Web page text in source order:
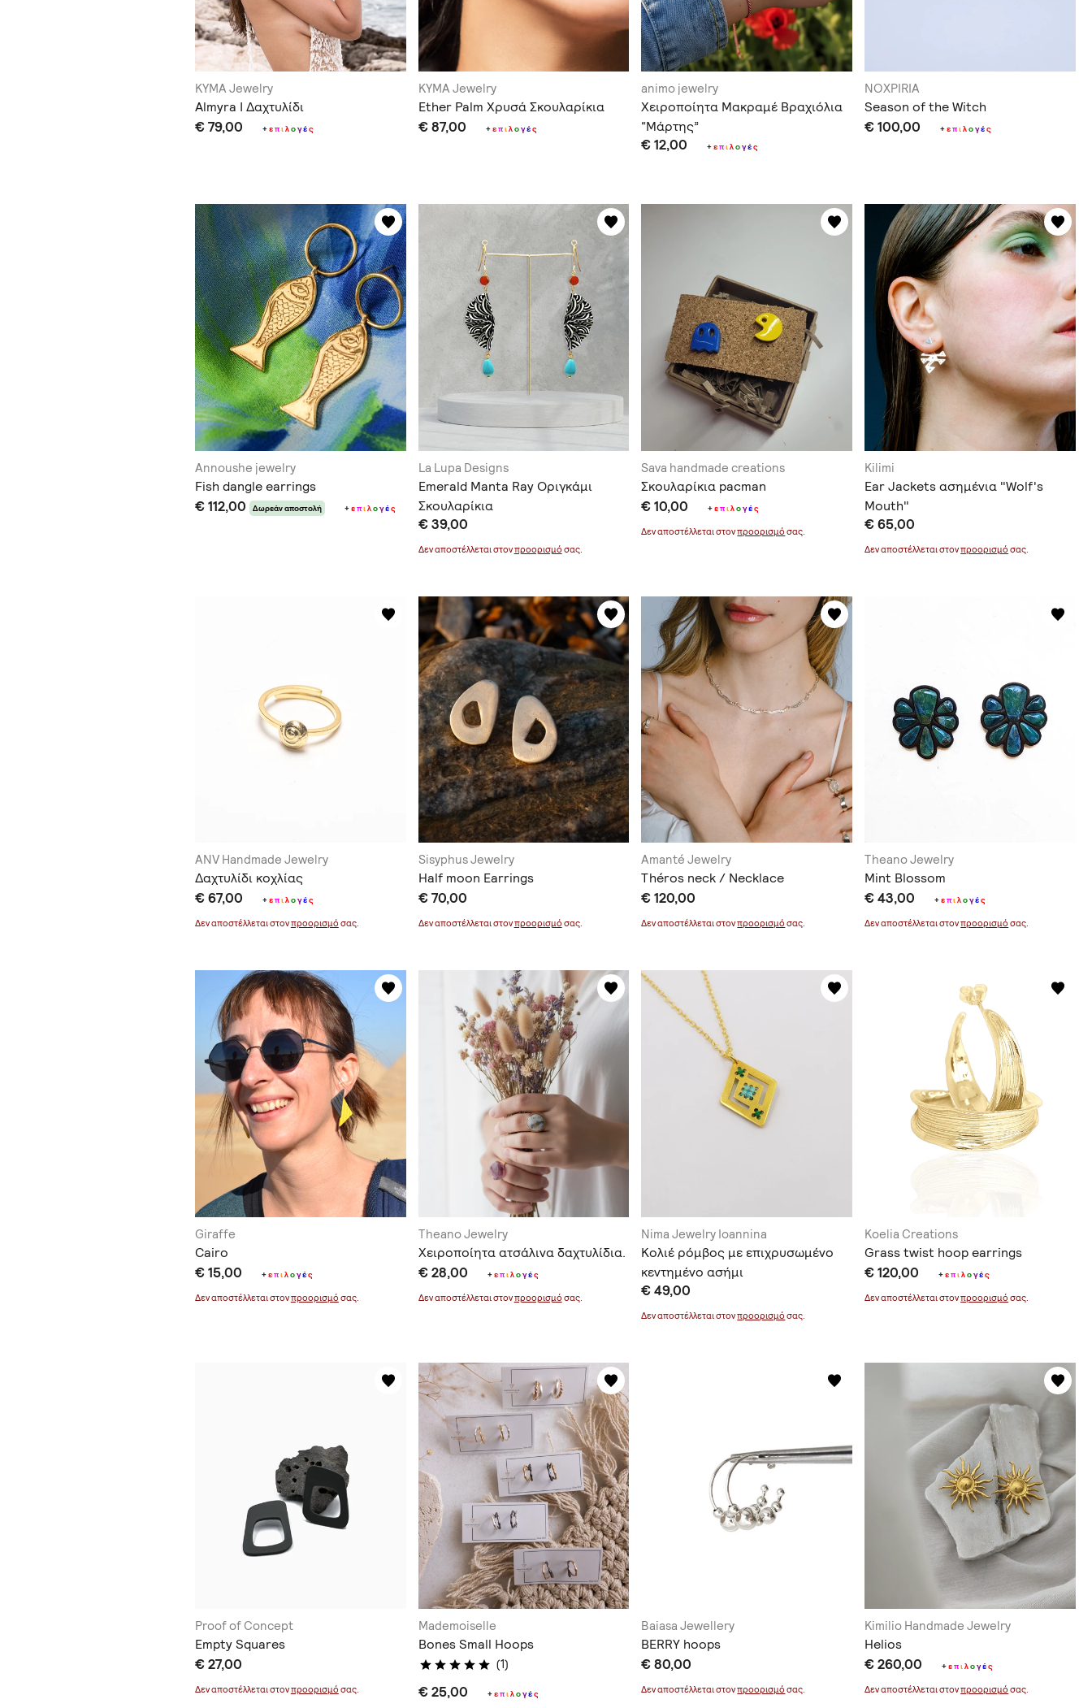
KYMA Jewelry
Almyra I Δαχτυλίδι
€ 79,00 +επιλογές
KYMA Jewelry
Ether Palm Χρυσά Σκουλαρίκια
€ 87,00 +επιλογές
animo jewelry
Χειροποίητα Μακραμέ Βραχιόλια
“Μάρτης”
€ 12,00 +επιλογές
NOXPIRIA
Season of the Witch
€ 100,00 +επιλογές
Annoushe jewelry
Fish dangle earrings
€ 112,00 Δωρεάν αποστολή +επι λογές
La Lupa Designs
Emerald Manta Ray Οριγκάμι
Σκουλαρίκια
€ 39,00
Δεν αποστέλλεται στονπροορισμό σας.
Sava handmade creations
Σκουλαρίκια pacman
€ 10,00 +επι λογές
Δεν αποστέλλεται στονπροορισμό σας.
Kilimi
Ear Jackets ασημένια "Wolf's
Mouth"
€ 65,00
Δεν αποστέλλεται στονπροορισμό σας.
ANV Handmade Jewelry
Δαχτυλίδι κοχλίας
€ 67,00 +επιλογές
Δεν αποστέλλεται στονπροορισμό σας.
Sisyphus Jewelry
Half moon Earrings
€ 70,00
Δεν αποστέλλεται στονπροορισμό σας.
Amanté Jewelry
Théros neck / Necklace
€ 120,00
Δεν αποστέλλεται στονπροορισμό σας.
Theano Jewelry
Mint Blossom
€ 43,00 +επιλογές
Δεν αποστέλλεται στονπροορισμό σας.
Giraffe
Cairo
€ 15,00 +επιλογές
Δεν αποστέλλεται στονπροορισμό σας.
Theano Jewelry
Χειροποίητα ατσάλινα δαχτυλίδια.
€ 28,00 +επιλογές
Δεν αποστέλλεται στονπροορισμό σας.
Nima Jewelry Ioannina
Κολιέ ρόμβος με επιχρυσωμένο
κεντημένο ασήμι
€ 49,00
Δεν αποστέλλεται στονπροορισμό σας.
Koelia Creations
Grass twist hoop earrings
€ 120,00 +επιλογές
Δεν αποστέλλεται στονπροορισμό σας.
Proof of Concept
Empty Squares
€ 27,00
Δεν αποστέλλεται στονπροορισμό σας.
Mademoiselle
Bones Small Hoops
(1)
€ 25,00 +επιλογές
Baiasa Jewellery
BERRY hoops
€ 80,00
Δεν αποστέλλεται στονπροορισμό σας.
Kimilio Handmade Jewelry
Helios
€ 260,00 +επιλογές
Δεν αποστέλλεται στονπροορισμό σας.